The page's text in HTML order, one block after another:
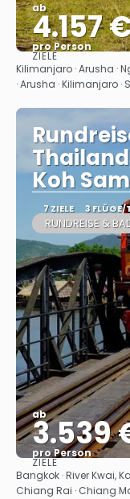
ab
4.157
pro Person
ZIELE
Kilimanjaro · Arusha ·
· Arusha · Kilimanjaro
Koh
7 ZIELE 3 FLÜGE/
RUNDREISE &
ab
3.539
pro Person
ZIELE
Bangkok · River Kwai,
Chiang Rai · Chiang